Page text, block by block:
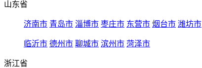
山东省
济南市 青岛市 淄博市 枣庄市 东营市 烟台市 潍坊市
临沂市 德州市 聊城市 滨州市 菏泽市
浙江省